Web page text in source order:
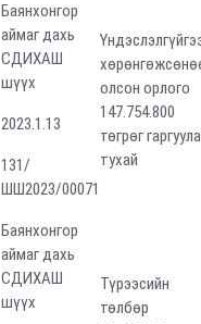
Баянхонгор
аймаг дахь
СДИХАШ
шүүх
2023.1.13
131/
ШШ2023/00071
олсон орлого
147.754.800
төгрөг
тухай
Баянхонгор
аймаг дахь
СДИХАШ
шүүх
Түрээсийн
төлбөр